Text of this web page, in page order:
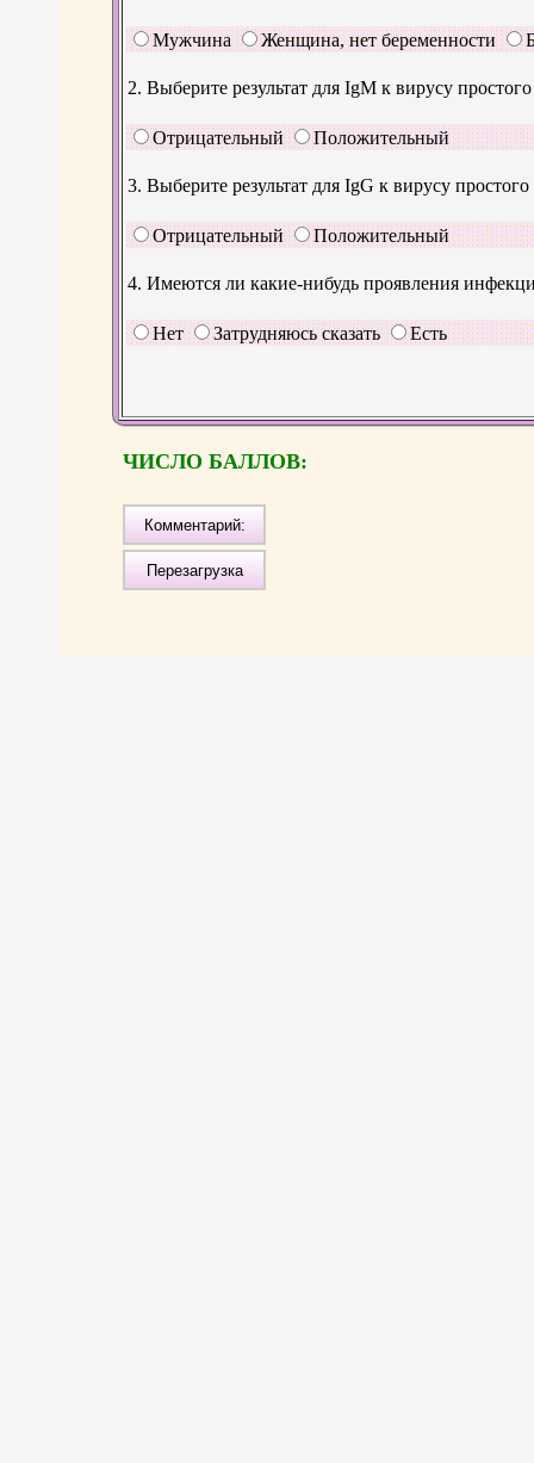
Мужчина Женщина, нет беременности
2. Выберите результат для IgM к вирусу простого
Отрицательный Положительный
3. Выберите результат для IgG к вирусу простого
Отрицательный Положительный
4. Имеются ли какие-нибудь проявления
Нет Затрудняюсь сказать Есть
ЧИСЛО БАЛЛОВ: